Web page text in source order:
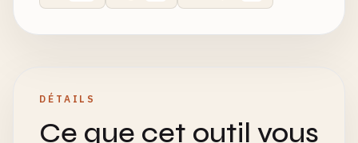
DÉTAILS
Ce que cet outil vous